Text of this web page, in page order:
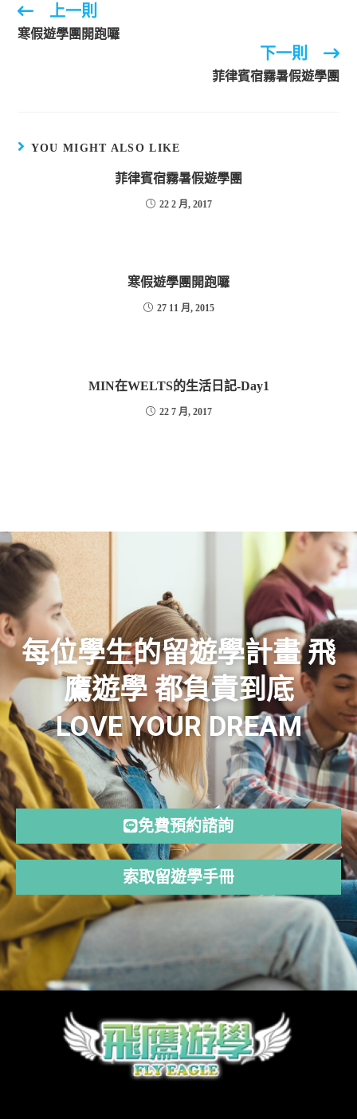
上一則
寒假遊學團開跑囉
下一則
菲律賓宿霧暑假遊學團
YOU MIGHT ALSO LIKE
菲律賓宿霧暑假遊學團
22 2 月, 2017
寒假遊學團開跑囉
27 11 月, 2015
MIN在WELTS的生活日記-Day1
22 7 月, 2017
每位學生的留遊學計畫 飛
鷹遊學 都負責到底
LOVE YOUR DREAM
免費預約諮詢
索取留遊學手冊